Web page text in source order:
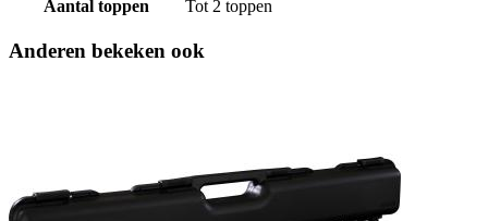
Aantal toppen Tot 2 toppen
Anderen bekeken ook